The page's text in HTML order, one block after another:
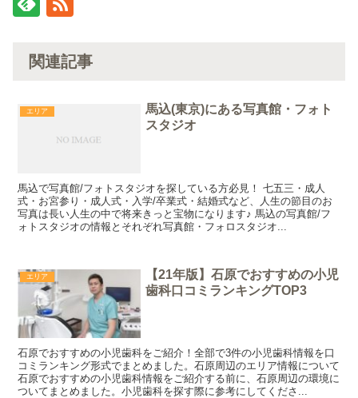
関連記事
エリア
馬込(東京)にある写真館・フォト
スタジオ
馬込で写真館/フォトスタジオを探している方必見！ 七五三・成人
式・お宮参り・成人式・入学/卒業式・結婚式など、人生の節目のお
写真は長い人生の中で将来きっと宝物になります♪ 馬込の写真館/フ
ォトスタジオの情報とそれぞれ写真館・フォロスタジオ...
エリア
【21年版】石原でおすすめの小児
歯科口コミランキングTOP3
石原でおすすめの小児歯科をご紹介！全部で3件の小児歯科情報を口
コミランキング形式でまとめました。石原周辺のエリア情報について
石原でおすすめの小児歯科情報をご紹介する前に、石原周辺の環境に
ついてまとめました。小児歯科を探す際に参考にしてくださ...